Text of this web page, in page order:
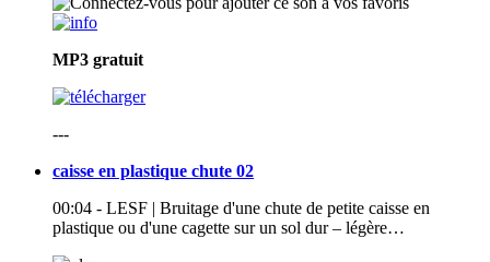
MP3 gratuit
---
caisse en plastique chute 02
00:04 - LESF | Bruitage d'une chute de petite caisse en
plastique ou d'une cagette sur un sol dur – légère…